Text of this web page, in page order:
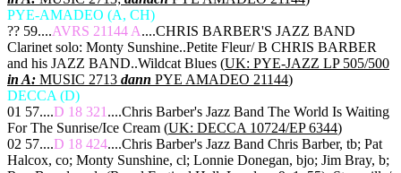
PYE-AMADEO (A, CH)
?? 59....AVRS 21144 A....CHRIS BARBER'S JAZZ BAND
Clarinet solo: Monty Sunshine..Petite Fleur/ B CHRIS BARBER
and his JAZZ BAND..Wildcat Blues (UK: PYE-JAZZ LP 505/500
in A: MUSIC 2713 dann PYE AMADEO 21144)
DECCA (D)
01 57....D 18 321 ....Chris Barber's Jazz Band The World Is Waiting
For The Sunrise/Ice Cream (UK: DECCA 10724/EP 6344)
02 57....D 18 424....Chris Barber's Jazz Band Chris Barber, tb; Pat
Halcox, co; Monty Sunshine, cl; Lonnie Donegan, bjo; Jim Bray, b;